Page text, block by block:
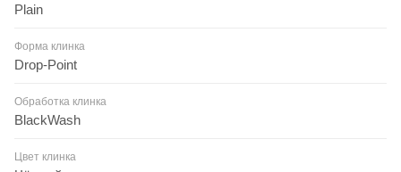
Plain
Форма клинка
Drop-Point
Обработка клинка
BlackWash
Цвет клинка